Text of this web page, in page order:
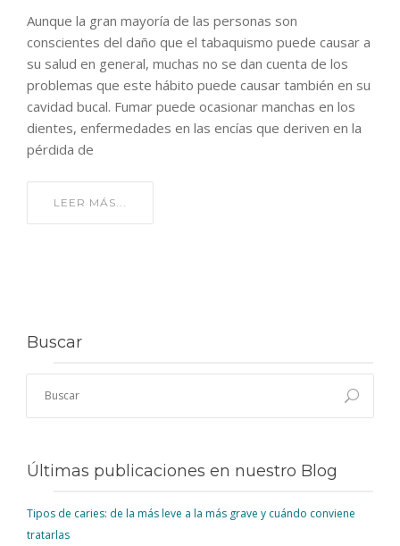
Aunque la gran mayoría de las personas son
conscientes del daño que el tabaquismo puede causar a
su salud en general, muchas no se dan cuenta de los
problemas que este hábito puede causar también en su
cavidad bucal. Fumar puede ocasionar manchas en los
dientes, enfermedades en las encías que deriven en la
pérdida de
LEER MÁS...
Buscar
Últimas publicaciones en nuestro Blog
Tipos de caries: de la más leve a la más grave y cuándo conviene
tratarlas